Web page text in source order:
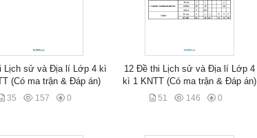
Lịch sử và Địa lí Lớp 4 kì
(Có ma trận & Đáp án)
35 157 0
12 Đề thi Lịch sử và Địa lí Lớp 4
kì 1 KNTT (Có ma trận & Đáp án)
51 146 0